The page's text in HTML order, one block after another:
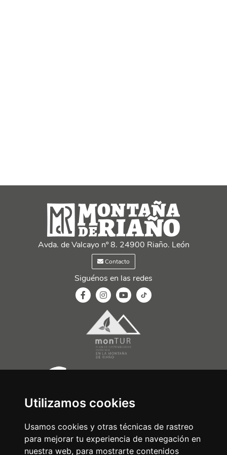
Utilizamos cookies
Usamos cookies y otras técnicas de rastreo
para mejorar tu experiencia de navegación en
nuestra web, para mostrarte contenidos
Avda. de Valcayo nº 8. 24900 Riaño. León
Contacto
Siguénos en las redes